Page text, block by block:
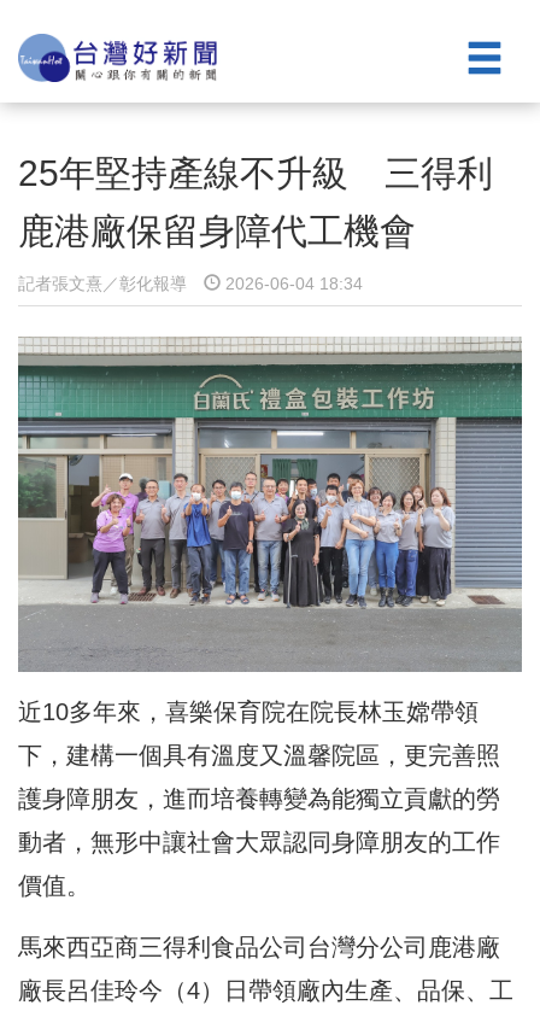
25年堅持產線不升級 三得利
鹿港廠保留身障代工機會
記者張文熹／彰化報導 2026-06-04 18:34
近10多年來，喜樂保育院在院長林玉嫦帶領
下，建構一個具有溫度又溫馨院區，更完善照
護身障朋友，進而培養轉變為能獨立貢獻的勞
動者，無形中讓社會大眾認同身障朋友的工作
價值。
馬來西亞商三得利食品公司台灣分公司鹿港廠
廠長呂佳玲今（4）日帶領廠內生產、品保、工